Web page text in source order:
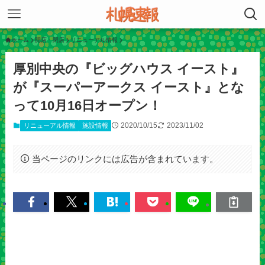
ホーム 開店・閉店 リニューアル情報
厚別中央の『ビッグハウス イースト』
が『スーパーアークス イースト』とな
って10月16日オープン！
リニューアル情報 施設情報 2020/10/15 2023/11/02
当ページのリンクには広告が含まれています。